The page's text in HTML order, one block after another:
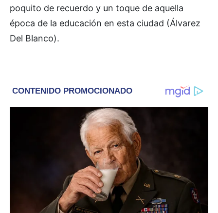
poquito de recuerdo y un toque de aquella
época de la educación en esta ciudad (Álvarez
Del Blanco).